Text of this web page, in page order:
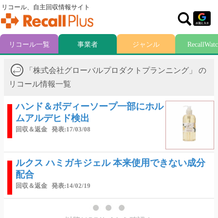
「株式会社グローバルプロダクトプランニング」 の
リコール情報一覧
ハンド＆ボディーソープ一部にホル
ムアルデヒド検出
回収＆返金 発表:17/03/08
ルクス ハミガキジェル 本来使用できない成分
配合
回収＆返金 発表:14/02/19
リコール、自主回収情報サイト
リコール一覧 事業者 ジャンル